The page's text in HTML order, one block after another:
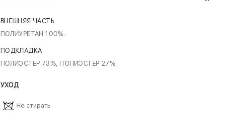
ВНЕШНЯЯ ЧАСТЬ
ПОЛИУРЕТАН 100%.
ПОДКЛАДКА
ПОЛИЭСТЕР 73%, ПОЛИЭСТЕР 27%.
УХОД
Не стирать